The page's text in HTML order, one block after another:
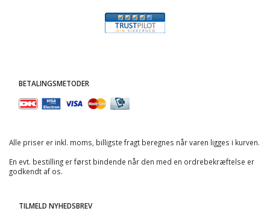
BETALINGSMETODER
Alle priser er inkl. moms, billigste fragt beregnes når varen ligges i kurven.
En evt. bestilling er først bindende når den med en ordrebekræftelse er
godkendt af os.
TILMELD NYHEDSBREV